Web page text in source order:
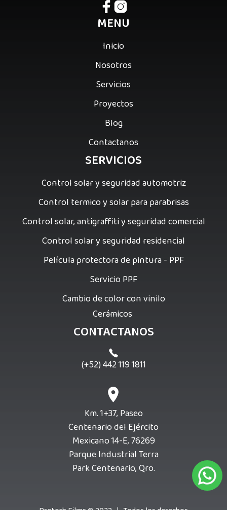
MENU
Inicio
Nosotros
Servicios
Proyectos
Blog
Contactanos
SERVICIOS
Control solar y seguridad automotriz
Control termico y solar para parabrisas
Control solar, antigraffiti y seguridad comercial
Control solar y seguridad residencial
Película protectora de pintura - PPF
Servicio PPF
Cambio de color con vinilo
Cerámicos
CONTACTANOS
(+52) 442 119 1811
Km. 1+37, Paseo
Centenario del Ejército
Mexicano 14-E, 76269
Parque Industrial Terra
Park Centenario, Qro.